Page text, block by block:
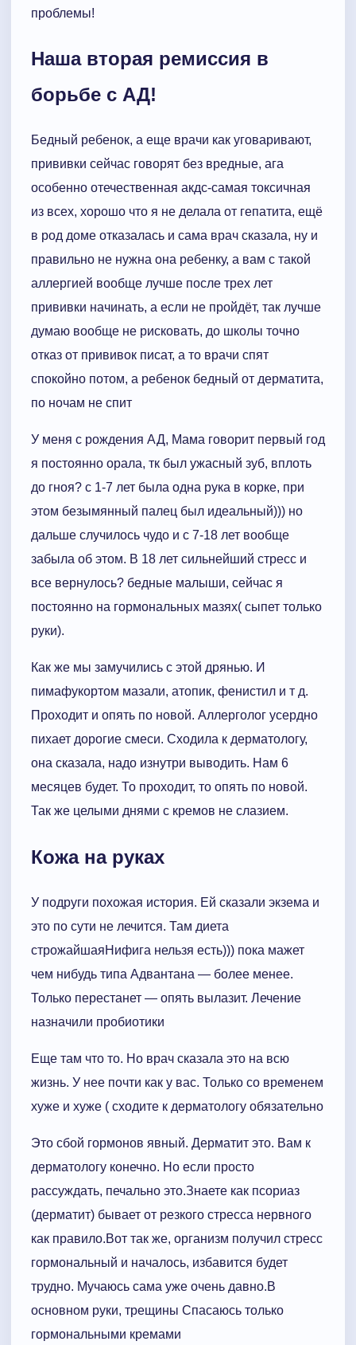
проблемы!
Наша вторая ремиссия в
борьбе с АД!
Бедный ребенок, а еще врачи как уговаривают,
прививки сейчас говорят без вредные, ага
особенно отечественная акдс-самая токсичная
из всех, хорошо что я не делала от гепатита, ещё
в род доме отказалась и сама врач сказала, ну и
правильно не нужна она ребенку, а вам с такой
аллергией вообще лучше после трех лет
прививки начинать, а если не пройдёт, так лучше
думаю вообще не рисковать, до школы точно
отказ от прививок писат, а то врачи спят
спокойно потом, а ребенок бедный от дерматита,
по ночам не спит
У меня с рождения АД, Мама говорит первый год
я постоянно орала, тк был ужасный зуб, вплоть
до гноя? с 1-7 лет была одна рука в корке, при
этом безымянный палец был идеальный))) но
дальше случилось чудо и с 7-18 лет вообще
забыла об этом. В 18 лет сильнейший стресс и
все вернулось? бедные малыши, сейчас я
постоянно на гормональных мазях( сыпет только
руки).
Как же мы замучились с этой дрянью. И
пимафукортом мазали, атопик, фенистил и т д.
Проходит и опять по новой. Аллерголог усердно
пихает дорогие смеси. Сходила к дерматологу,
она сказала, надо изнутри выводить. Нам 6
месяцев будет. То проходит, то опять по новой.
Так же целыми днями с кремов не слазием.
Кожа на руках
У подруги похожая история. Ей сказали экзема и
это по сути не лечится. Там диета
строжайшаяНифига нельзя есть))) пока мажет
чем нибудь типа Адвантана — более менее.
Только перестанет — опять вылазит. Лечение
назначили пробиотики
Еще там что то. Но врач сказала это на всю
жизнь. У нее почти как у вас. Только со временем
хуже и хуже ( сходите к дерматологу обязательно
Это сбой гормонов явный. Дерматит это. Вам к
дерматологу конечно. Но если просто
рассуждать, печально это.Знаете как псориаз
(дерматит) бывает от резкого стресса нервного
как правило.Вот так же, организм получил стресс
гормональный и началось, избавится будет
трудно. Мучаюсь сама уже очень давно.В
основном руки, трещины Спасаюсь только
гормональными кремами